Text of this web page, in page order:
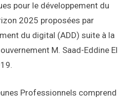
pour le développement du
2025 proposées par
du digital (ADD) suite à la
M. Saad-Eddine El
Professionnels comprend